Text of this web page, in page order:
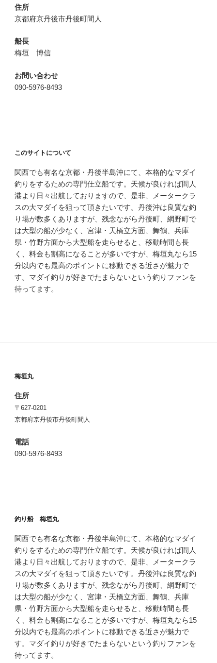
住所
京都府京丹後市丹後町間人
船長
梅垣 博信
お問い合わせ
090-5976-8493
このサイトについて
関西でも有名な京都・丹後半島沖にて、本格的なマダイ
釣りをするための専門仕立船です。天候が良ければ間人
港より日々出航しておりますので、是非、メータークラ
スの大マダイを狙って頂きたいです。丹後沖は良質な釣
り場が数多くありますが、残念ながら丹後町、網野町で
は大型の船が少なく、宮津・天橋立方面、舞鶴、兵庫
県・竹野方面から大型船を走らせると、移動時間も長
く、料金も割高になることが多いですが、梅垣丸なら15
分以内でも最高のポイントに移動できる近さが魅力で
す。マダイ釣りが好きでたまらないという釣りファンを
待ってます。
梅垣丸
住所
〒627-0201
京都府京丹後市丹後町間人
電話
090-5976-8493
釣り船 梅垣丸
関西でも有名な京都・丹後半島沖にて、本格的なマダイ
釣りをするための専門仕立船です。天候が良ければ間人
港より日々出航しておりますので、是非、メータークラ
スの大マダイを狙って頂きたいです。丹後沖は良質な釣
り場が数多くありますが、残念ながら丹後町、網野町で
は大型の船が少なく、宮津・天橋立方面、舞鶴、兵庫
県・竹野方面から大型船を走らせると、移動時間も長
く、料金も割高になることが多いですが、梅垣丸なら15
分以内でも最高のポイントに移動できる近さが魅力で
す。マダイ釣りが好きでたまらないという釣りファンを
待ってます。